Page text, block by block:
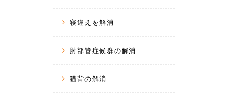
寝違えを解消
肘部管症候群の解消
猫背の解消